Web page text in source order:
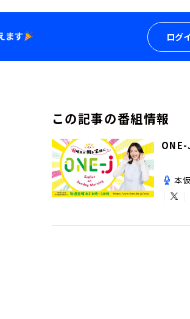
ログ
この記事の番組情報
ONE-
本